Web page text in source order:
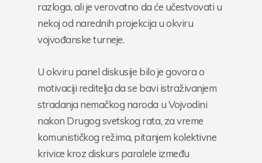
razloga, ali je verovatno da će učestvovati u
nekoj od narednih projekcija u okviru
vojvođanske turneje.
U okviru panel diskusije bilo je govora o
motivaciji reditelja da se bavi istraživanjem
stradanja nemačkog naroda u Vojvodini
nakon Drugog svetskog rata, za vreme
komunističkog režima, pitanjem kolektivne
krivice kroz diskurs paralele između